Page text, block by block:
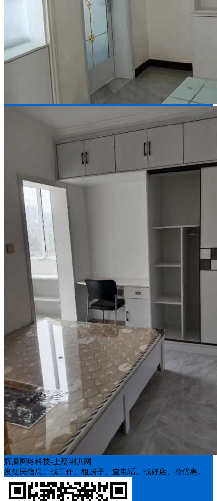
辉腾网络科技-上蔡喇叭网
发便民信息、找工作、租房子、查电话、找好店、抢优惠。